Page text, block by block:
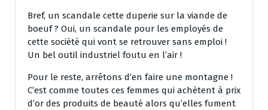
Bref, un scandale cette duperie sur la viande de
boeuf ? Oui, un scandale pour les employés de
cette société qui vont se retrouver sans emploi !
Un bel outil industriel foutu en l’air !
Pour le reste, arrêtons d’en faire une montagne !
C’est comme toutes ces femmes qui achètent à prix
d’or des produits de beauté alors qu’elles fument